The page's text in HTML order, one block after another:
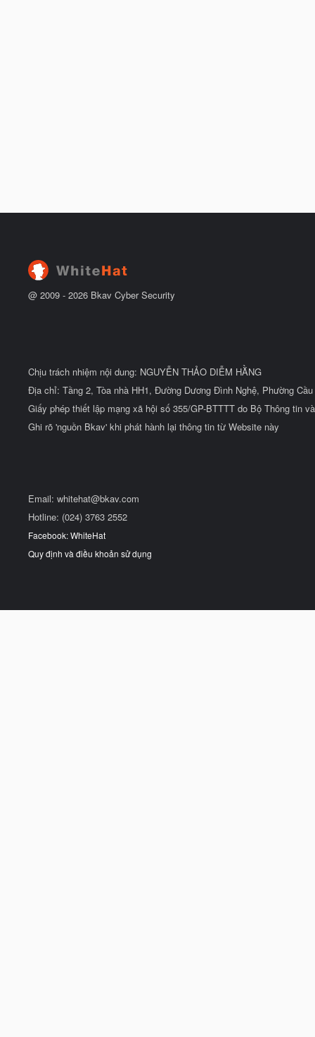
@ 2009 - 2026 Bkav Cyber Security
Chịu trách nhiệm nội dung: NGUYỄN THẢO DIỄM HẰNG
Địa chỉ: Tầng 2, Tòa nhà HH1, Đường Dương Đình Nghệ, Phường
Giấy phép thiết lập mạng xã hội số 355/GP-BTTTT do Bộ Thông tin
Ghi rõ 'nguồn Bkav' khi phát hành lại thông tin từ Website này
Email: whitehat@bkav.com
Hotline: (024) 3763 2552
Facebook: WhiteHat
Quy định và điều khoản sử dụng